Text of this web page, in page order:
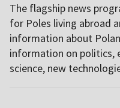
The flagship news
for Poles living abroad
information about
information on politics,
science, new